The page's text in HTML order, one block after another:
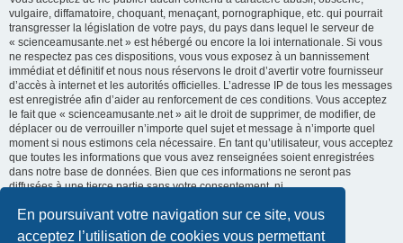
En poursuivant votre navigation sur ce site, vous
acceptez l’utilisation de cookies vous permettant
vulgaire, diffamatoire, choquant, menaçant, pornographique, etc. qui pourrait
transgresser la législation de votre pays, du pays dans lequel le serveur de
« scienceamusante.net » est hébergé ou encore la loi internationale. Si vous
ne respectez pas ces dispositions, vous vous exposez à un bannissement
immédiat et définitif et nous nous réservons le droit d’avertir votre fournisseur
d’accès à internet et les autorités officielles. L’adresse IP de tous les messages
est enregistrée afin d’aider au renforcement de ces conditions. Vous acceptez
le fait que « scienceamusante.net » ait le droit de supprimer, de modifier, de
déplacer ou de verrouiller n’importe quel sujet et message à n’importe quel
moment si nous estimons cela nécessaire. En tant qu’utilisateur, vous acceptez
que toutes les informations que vous avez renseignées soient enregistrées
dans notre base de données. Bien que ces informations ne seront pas
diffusées à une tierce partie sans votre consentement, ni
responsables en cas de tentative de piratage informatique visant à
compromettre vos données.